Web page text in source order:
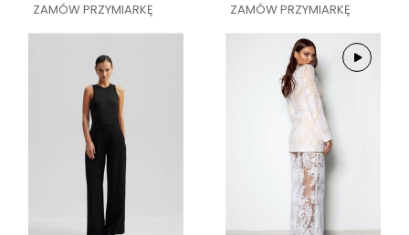
ZAMÓW PRZYMIARKĘ
ZAMÓW PRZYMIARKĘ